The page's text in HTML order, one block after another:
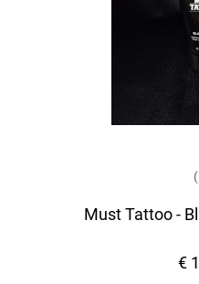
(
Must Tattoo -
€